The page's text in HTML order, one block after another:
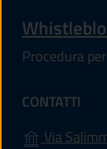
Procedura
CONTATTI
Via